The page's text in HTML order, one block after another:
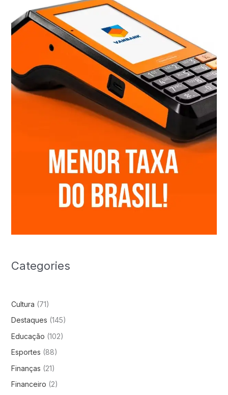
Categories
Cultura (71)
Destaques (145)
Educação (102)
Esportes (88)
Finanças (21)
Financeiro (2)